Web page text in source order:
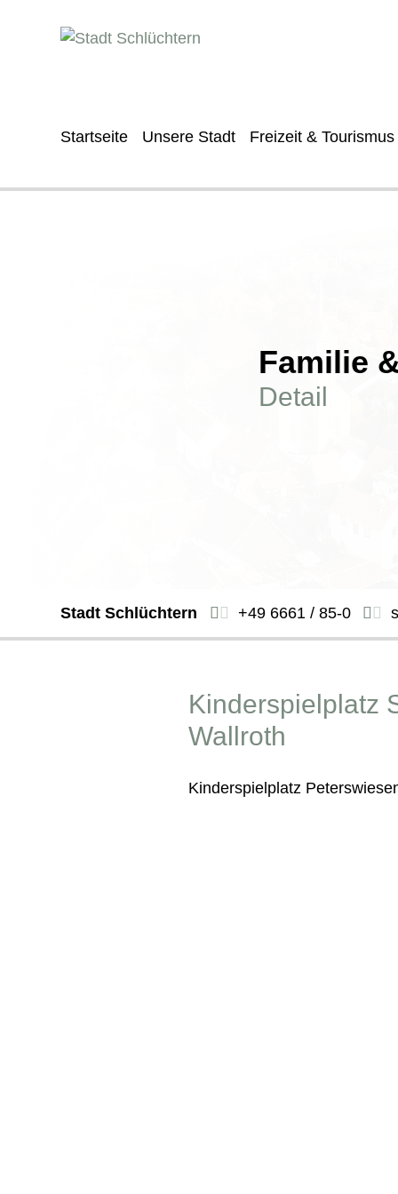
Startseite Unsere Stadt Freizeit & Tourismus
Familie
Detail
Stadt Schlüchtern +49 6661 / 85-0
Kinderspielplatz
Wallroth
Kinderspielplatz